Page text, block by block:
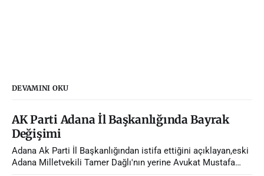
DEVAMINI OKU
AK Parti Adana İl Başkanlığında Bayrak
Değişimi
Adana Ak Parti İl Başkanlığından istifa ettiğini açıklayan,eski
Adana Milletvekili Tamer Dağlı'nın yerine Avukat Mustafa